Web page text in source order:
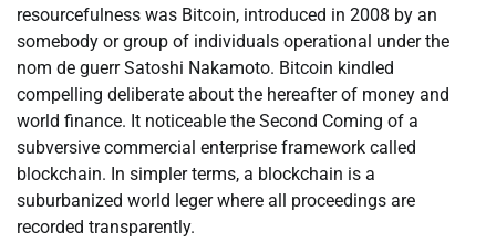
resourcefulness was Bitcoin, introduced in 2008 by an
somebody or group of individuals operational under the
nom de guerr Satoshi Nakamoto. Bitcoin kindled
compelling deliberate about the hereafter of money and
world finance. It noticeable the Second Coming of a
subversive commercial enterprise framework called
blockchain. In simpler terms, a blockchain is a
suburbanized world leger where all proceedings are
recorded transparently.